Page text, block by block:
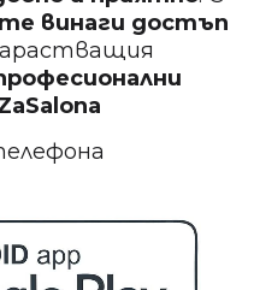
винаги достъп